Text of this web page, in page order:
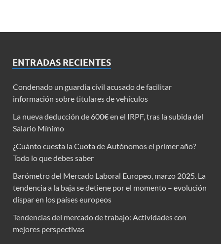
ENTRADAS RECIENTES
Condenado un guardia civil acusado de facilitar
información sobre titulares de vehículos
La nueva deducción de 600€ en el IRPF, tras la subida del
Salario Mínimo
¿Cuánto cuesta la Cuota de Autónomos el primer año?
Todo lo que debes saber
Barómetro del Mercado Laboral Europeo, marzo 2025. La
tendencia a la baja se detiene por el momento – evolución
dispar en los países europeos
Tendencias del mercado de trabajo: Actividades con
mejores perspectivas